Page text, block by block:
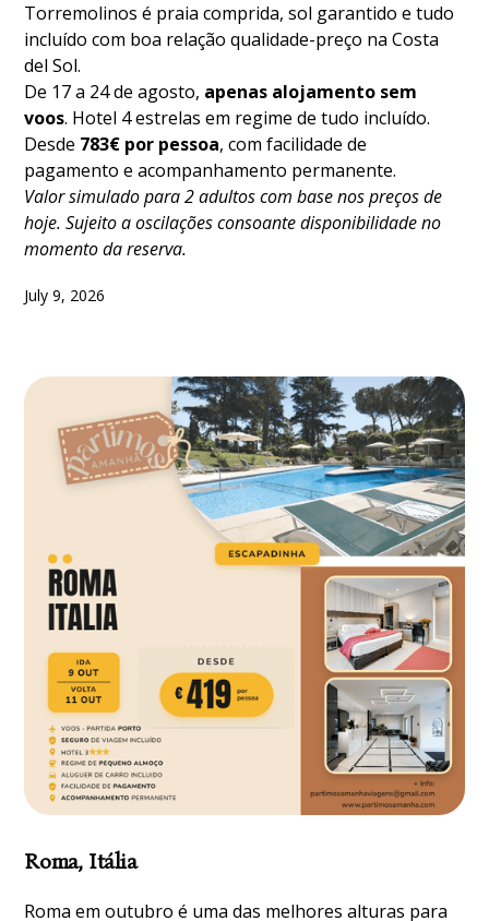
Torremolinos é praia comprida, sol garantido e tudo
incluído com boa relação qualidade-preço na Costa
del Sol.
De 17 a 24 de agosto, apenas alojamento sem
voos. Hotel 4 estrelas em regime de tudo incluído.
Desde 783€ por pessoa, com facilidade de
pagamento e acompanhamento permanente.
Valor simulado para 2 adultos com base nos preços de
hoje. Sujeito a oscilações consoante disponibilidade no
momento da reserva.
July 9, 2026
Roma, Itália
Roma em outubro é uma das melhores alturas para